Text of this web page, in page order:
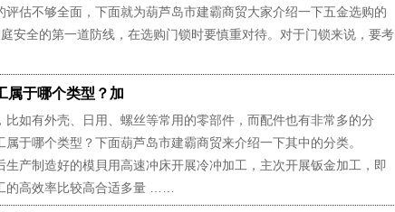
估不够全面，下面就为葫芦岛市建霸商贸大家介绍一下五金选购的
第一道防线，在选购门锁时要慎重对待。对于门锁来说，要考
属于哪个类型？加
有外壳、日用、螺丝等常用的零部件，而配件也有非常多的分
属于哪个类型？下面葫芦岛市建霸商贸来介绍一下其中的分类。
产制造好的模貝用高速冲床开展冷冲加工，主次开展钣金加工，即
的高效率比较高合适多量 ……